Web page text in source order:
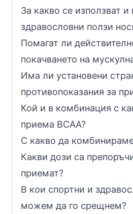
За какво се използват и
здравословни ползи
Помагат ли
покачването на
Има ли установени
противопоказания за
Кой и в комбинация с
приема BCAA?
С какво да
Какви дози са
приемат?
В кои спортни и
можем да го срещнем?